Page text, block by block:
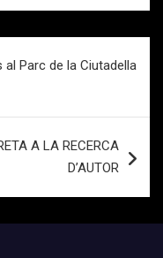
Parc de la Ciutadella
A LA RECERCA
D’AUTOR